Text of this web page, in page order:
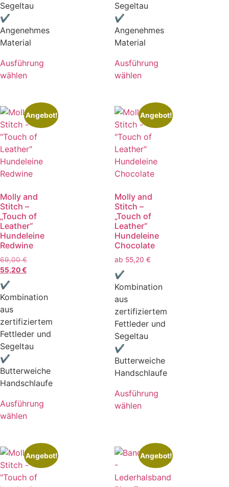
Segeltau
✔
Angenehmes
Material
Ausführung
wählen
Segeltau
✔
Angenehmes
Material
Ausführung
wählen
Angebot!
Molly and
Stitch –
„Touch of
Leather“
Hundeleine
Redwine
69,00€
55,20€
✔
Kombination
aus
zertifiziertem
Fettleder und
Segeltau
✔
Butterweiche
Handschlaufe
Ausführung
wählen
Angebot!
Molly and
Stitch –
„Touch of
Leather“
Hundeleine
Chocolate
ab 55,20 €
✔
Kombination
aus
zertifiziertem
Fettleder und
Segeltau
✔
Butterweiche
Handschlaufe
Ausführung
wählen
Angebot! Angebot!